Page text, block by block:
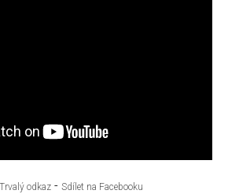
Trvalý odkaz - Sdílet na Facebooku